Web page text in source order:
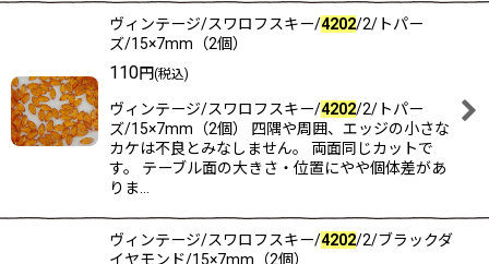
ヴィンテージ/スワロフスキー/4202/2/トパー
ズ/15×7mm（2個）
110円(税込)
ヴィンテージ/スワロフスキー/4202/2/トパー
ズ/15×7mm（2個） 四隅や周囲、エッジの小さな
カケは不良とみなしません。 両面同じカットで
す。 テーブル面の大きさ・位置にやや個体差があ
りま…
ヴィンテージ/スワロフスキー/4202/2/ブラックダ
イヤモンド/15×7mm（2個）